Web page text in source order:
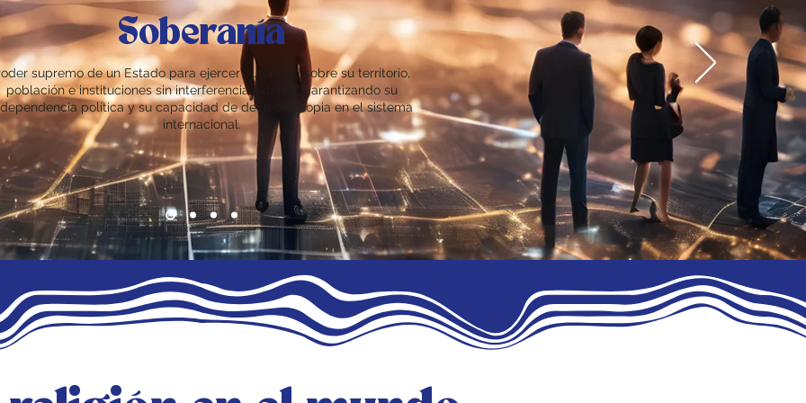
Soberanía
supremo de un Estado para ejercer autoridad sobre su territorio,
población e instituciones sin interferencia externa, garantizando su
política y su capacidad de decisión propia en el sistema
internacional.